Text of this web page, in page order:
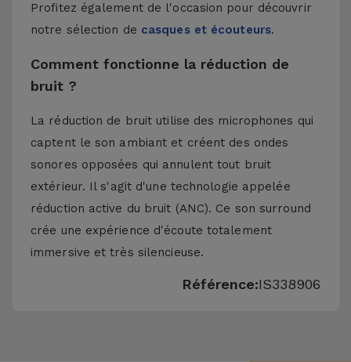
Profitez également de l'occasion pour découvrir
notre sélection de casques et écouteurs.
Comment fonctionne la réduction de
bruit ?
La réduction de bruit utilise des microphones qui
captent le son ambiant et créent des ondes
sonores opposées qui annulent tout bruit
extérieur. Il s'agit d'une technologie appelée
réduction active du bruit (ANC). Ce son surround
crée une expérience d'écoute totalement
immersive et très silencieuse.
Référence:IS338906